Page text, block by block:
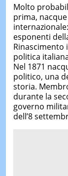
Molto
prima,
internazionale:
esponenti
Rinascimento
politica
Nel 1871
politico, una
storia.
durante la
governo
dell’8